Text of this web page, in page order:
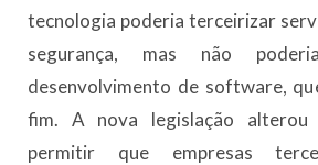
tecnologia poderia terceirizar
segurança, mas não
desenvolvimento de software,
fim. A nova legislação alterou
permitir que empresas